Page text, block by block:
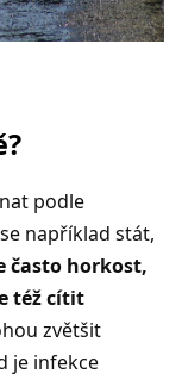
podle
například stát,
často horkost,
též cítit
zvětšit
je infekce